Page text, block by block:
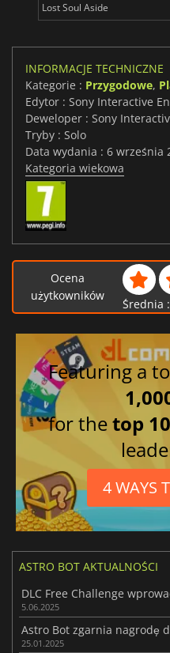
Lost Soul Aside
INFORMACJE TECHNICZNE
Kategorie : Przygodowe,
Edytor : Sony Interactive
Deweloper : Sony
Tryby : Solo
Data wydania : 6 września
Kategoria wiekowa
Ocena
użytkowników
Średnia :
Featuring a
for thetop
4 WAYS
ASTRO BOT AKTUALNOŚCI
5.06.2025
25.01.2025